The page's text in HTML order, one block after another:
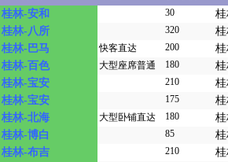
桂林-安和
30
桂林-八所 320
桂林-巴马 快客直达 200
桂林-百色 大型座席普通 180
桂林-宝安 210
桂林-宝安 175
桂林-北海 大型卧铺直达 180
桂林-博白 85
桂林-布吉 210